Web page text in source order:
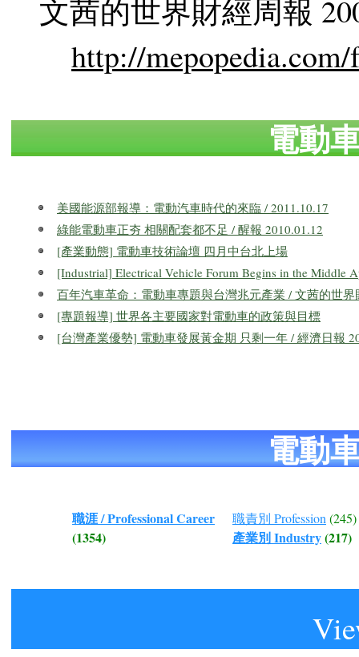
文茜的世界財經周報
http://
電動
美國能源部報導：電動汽車時代的來臨 / 2011.10.17
綠能電動車正夯 相關配套都不足 / 醒報 2010.01.12
[產業動態] 電動車技術論壇 四月中台北上場
[Industrial] Electrical Vehicle Forum Begins in the Middle
百年汽車革命：電動車專題與台灣兆元產業 / 文茜的世界
[專題報導] 世界各主要國家對電動車的政策與目標
[台灣產業優勢] 電動車發展黃金期 只剩一年 / 經濟日報
電動
職涯 / Professional Career
(1354)
職責別 Profession (245)
產業別 Industry(217)